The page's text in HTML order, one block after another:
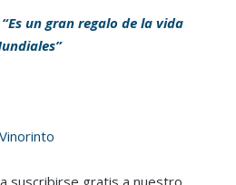
un gran regalo de la vida